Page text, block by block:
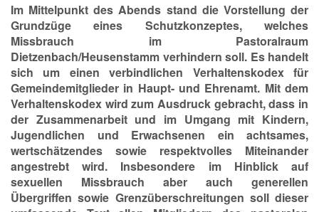
Im Mittelpunkt des Abends stand die Vorstellung der
Grundzüge eines Schutzkonzeptes, welches
Missbrauch im Pastoralraum
Dietzenbach/Heusenstamm verhindern soll. Es handelt
sich um einen verbindlichen Verhaltenskodex für
Gemeindemitglieder in Haupt- und Ehrenamt. Mit dem
Verhaltenskodex wird zum Ausdruck gebracht, dass in
der Zusammenarbeit und im Umgang mit Kindern,
Jugendlichen und Erwachsenen ein achtsames,
wertschätzendes sowie respektvolles Miteinander
angestrebt wird. Insbesondere im Hinblick auf
sexuellen Missbrauch aber auch generellen
Übergriffen sowie Grenzüberschreitungen soll dieser